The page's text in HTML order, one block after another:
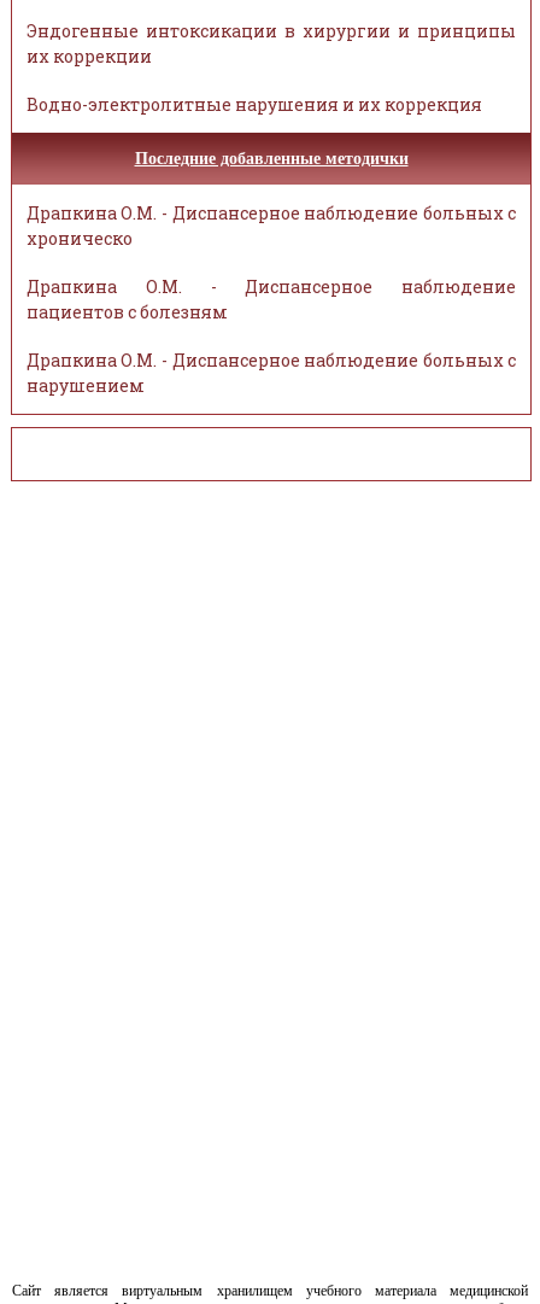
Эндогенные интоксикации в хирургии и принципы
их коррекции
Водно-электролитные нарушения и их коррекция
Последние добавленные методички
Драпкина О.М. - Диспансерное наблюдение больных с
хроническо
Драпкина О.М. - Диспансерное наблюдение
пациентов с болезням
Драпкина О.М. - Диспансерное наблюдение больных с
нарушением
Сайт является виртуальным хранилищем учебного материала медицинской